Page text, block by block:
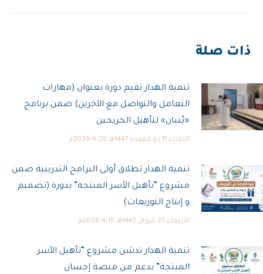
ذات صلة
تنمية الهدار تقيم دورة بعنوان (مهارات
التعامل والتواصل مع الآخرين) ضمن برنامج
«بُنيان» لتأهيل الخريجين
الثلاثاء 11 ذو القعدة 1447هـ 28-4-2026م
تنمية الهدار تطلاق أولى البرامج التدريبية ضمن
مشروع “تأهيل الأسر المنتجة” بدورة (تصميم
و إنتاج التوزيعات)
الأربعاء 27 شوال 1447هـ 15-4-2026م
تنمية الهدار تدشن مشروع “تأهيل الأسر
المنتجة” بدعم من منصة إحسان